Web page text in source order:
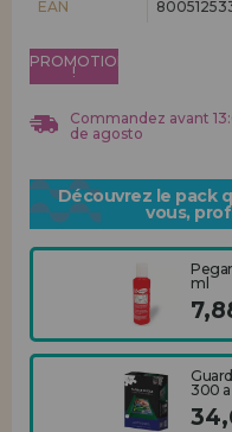
Allez-y! Nous vous attendions.
EAN
PROMOTION
!
Commandez avant
de agosto
Découvrez le pack
vous,
ml
300